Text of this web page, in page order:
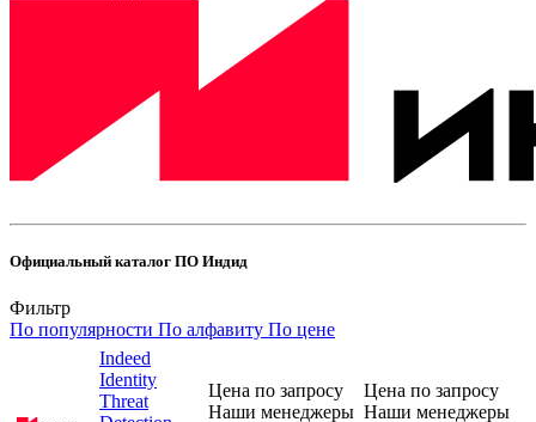
Официальный каталог ПО Индид
Фильтр
По популярности По алфавиту По цене
Indeed
Identity
Threat
Цена по запросу
Наши менеджеры
Цена по запросу
Наши менеджеры